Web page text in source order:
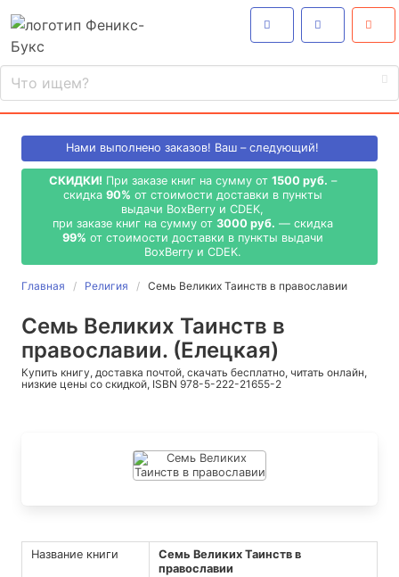
Нами выполнено заказов! Ваш – следующий!
СКИДКИ! При заказе книг на сумму от 1500 руб. –
скидка 90% от стоимости доставки в пункты
выдачи BoxBerry и CDEK,
при заказе книг на сумму от 3000 руб. — скидка
99% от стоимости доставки в пункты выдачи
BoxBerry и CDEK.
Главная Религия Семь Великих Таинств в православии
Семь Великих Таинств в
православии. (Елецкая)
Купить книгу, доставка почтой, скачать бесплатно, читать онлайн,
низкие цены со скидкой, ISBN 978-5-222-21655-2
Название книги
Семь Великих Таинств в
православии